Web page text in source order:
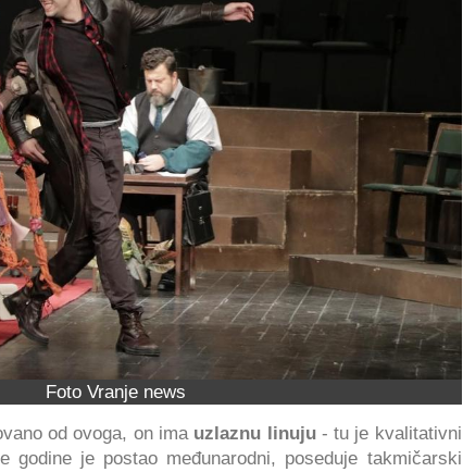
Foto Vranje news
od ovoga, on ima uzlaznu linuju- tu je kvalitativni
godine je postao međunarodni, poseduje takmičarski